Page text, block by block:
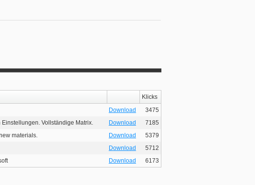
Klicks
Download
3475
Vollständige Matrix. Download
7185
materials. Download
5379
Download
5712
Download 6173